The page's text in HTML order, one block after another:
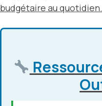
budgétaire au quotidien.